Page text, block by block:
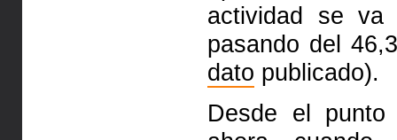
actividad se va
pasando del
dato publicado).
Desde el